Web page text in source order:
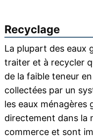
Recyclage
La plupart des eaux
traiter et à recycler
de la faible teneur en
collectées par un
les eaux ménagères
directement dans la
commerce et sont